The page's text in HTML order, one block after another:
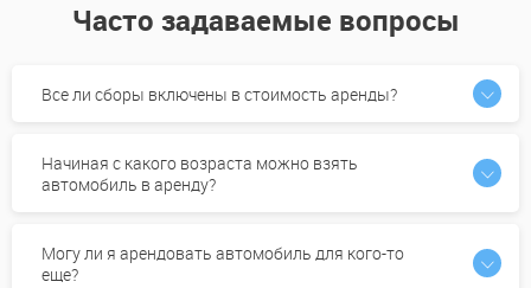
Часто задаваемые вопросы
Все ли сборы включены в стоимость аренды?
Начиная с какого возраста можно взять
автомобиль в аренду?
Могу ли я арендовать автомобиль для кого-то
еще?